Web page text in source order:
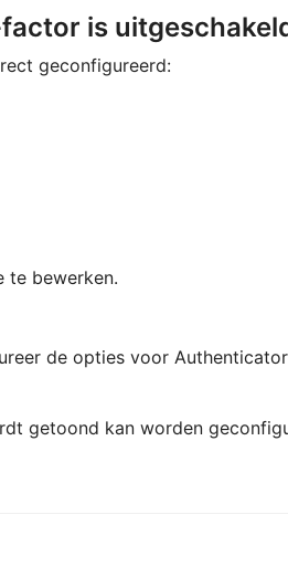
is
geconfigureerd:
te bewerken.
de opties voor
getoond kan worden